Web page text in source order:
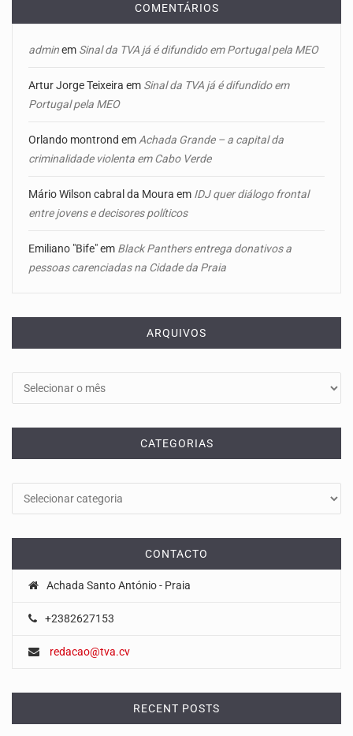
COMENTÁRIOS
adminem Sinal da TVA já é difundido em Portugal pela MEO
Artur Jorge Teixeira em Sinal da TVA já é difundido em
Portugal pela MEO
Orlando montrond em Achada Grande – a capital da
criminalidade violenta em Cabo Verde
Mário Wilson cabral da Moura em IDJ quer diálogo frontal
entre jovens e decisores políticos
Emiliano "Bife"em Black Panthers entrega donativos a
pessoas carenciadas na Cidade da Praia
ARQUIVOS
CATEGORIAS
CONTACTO
Achada Santo António - Praia
+2382627153
redacao@tva.cv
RECENT POSTS